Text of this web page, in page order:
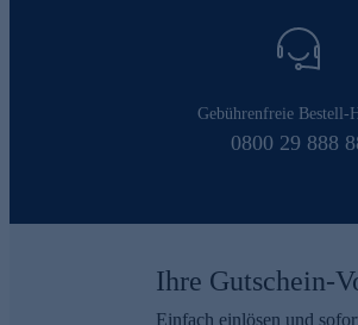
Gebührenfreie Bestell-
0800 29 888
Ihre Gutschein-
Einfach einlösen und